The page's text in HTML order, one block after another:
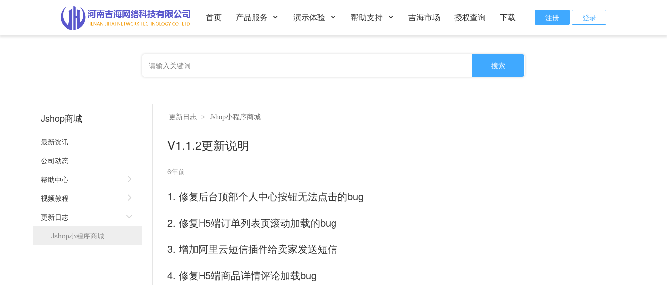
首页 产品服务 演示体验 帮助支持 吉海市场 授权查询 下载 注册 登录
搜索
Jshop商城
最新资讯
公司动态
帮助中心
视频教程
更新日志
Jshop小程序商城
更新日志 > Jshop小程序商城
V1.1.2更新说明
6年前
1. 修复后台顶部个人中心按钮无法点击的bug
2. 修复H5端订单列表页滚动加载的bug
3. 增加阿里云短信插件给卖家发送短信
4. 修复H5端商品详情评论加载bug